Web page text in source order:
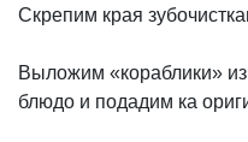
Скрепим края
Выложим «кораблики»
блюдо и подадим ка